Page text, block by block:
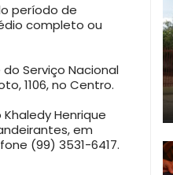
período de
completo ou
Serviço Nacional
1106, no Centro.
Henrique
em
(99) 3531-6417.